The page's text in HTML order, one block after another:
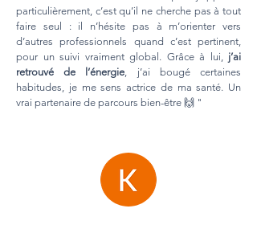
particulièrement, c’est qu’il ne cherche pas à tout
faire seul : il n’hésite pas à m’orienter vers
d’autres professionnels quand c’est pertinent,
pour un suivi vraiment global. Grâce à lui, j’ai
retrouvé de l’énergie, j’ai bougé certaines
habitudes, je me sens actrice de ma santé. Un
vrai partenaire de parcours bien-être 🙌 "